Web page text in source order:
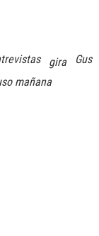
gira Gus
mañana